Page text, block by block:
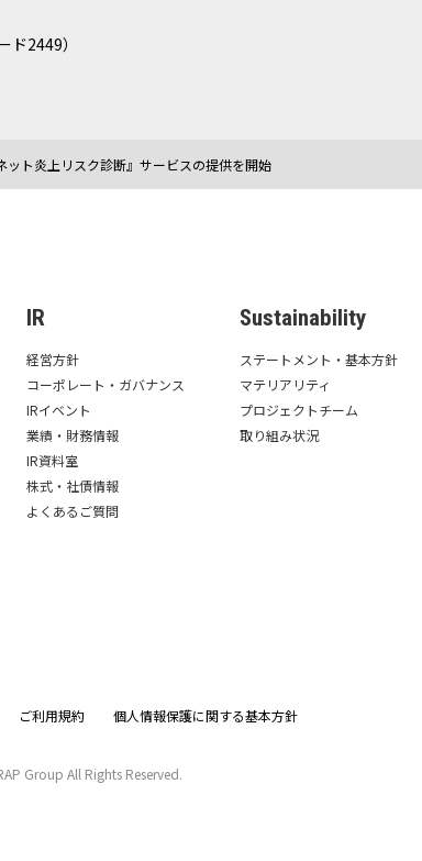
2449）
ト炎上リスク診断』サービスの提供を開始
IR
経営方針
コーポレート・ガバナンス
IRイベント
業績・財務情報
IR資料室
株式・社債情報
よくあるご質問
Sustainability
ステートメント・基本方針
マテリアリティ
プロジェクトチーム
取り組み状況
ご利用規約 個人情報保護に関する基本方針
Group All Rights Reserved.